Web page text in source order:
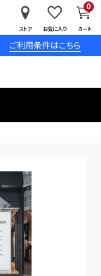
ご利用条件はこちら
ストア お気に入り カート
0